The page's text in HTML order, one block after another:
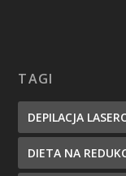
TAGI
DEPILACJA
DIETA NA